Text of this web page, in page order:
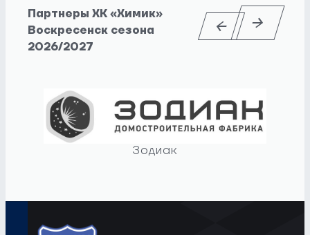
Партнеры ХК «Химик»
Воскресенск сезона
2026/2027
Зодиак